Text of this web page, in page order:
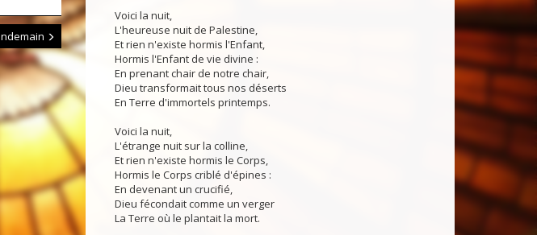
Voici la nuit,
L'heureuse nuit de Palestine,
Et rien n'existe hormis l'Enfant,
Hormis l'Enfant de vie divine :
En prenant chair de notre chair,
Dieu transformait tous nos déserts
En Terre d'immortels printemps.
Voici la nuit,
L'étrange nuit sur la colline,
Et rien n'existe hormis le Corps,
Hormis le Corps criblé d'épines :
En devenant un crucifié,
Dieu fécondait comme un verger
La Terre où le plantait la mort.